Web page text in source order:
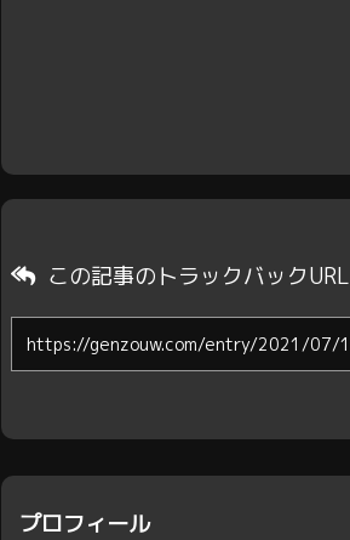
この記事のトラックバックURL
プロフィール